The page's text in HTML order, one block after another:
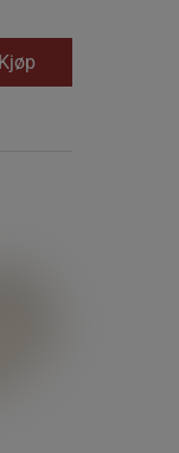
Kjøp